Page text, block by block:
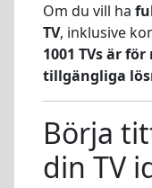
Om du vill ha
TV, inklusive
1001 TVs är
tillgängliga
Börja
din TV